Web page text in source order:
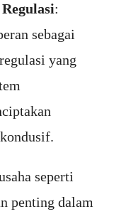
:
sebagai
yang
seperti
penting dalam